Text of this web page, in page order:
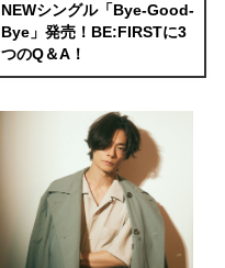
NEWシングル「Bye-Good-
Bye」発売！BE:FIRSTに3
つのQ＆A！